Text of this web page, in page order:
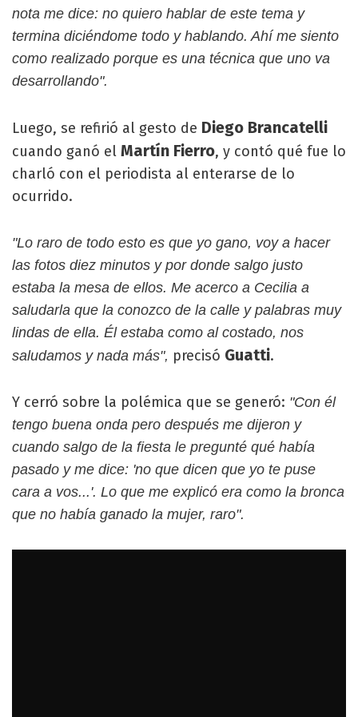
nota me dice: no quiero hablar de este tema y
termina diciéndome todo y hablando. Ahí me siento
como realizado porque es una técnica que uno va
desarrollando".
Luego, se refirió al gesto de Diego Brancatelli
cuando ganó el Martín Fierro, y contó qué fue lo
charló con el periodista al enterarse de lo
ocurrido.
"Lo raro de todo esto es que yo gano, voy a hacer
las fotos diez minutos y por donde salgo justo
estaba la mesa de ellos. Me acerco a Cecilia a
saludarla que la conozco de la calle y palabras muy
lindas de ella. Él estaba como al costado, nos
saludamos y nada más", precisó Guatti.
Y cerró sobre la polémica que se generó: "Con él
tengo buena onda pero después me dijeron y
cuando salgo de la fiesta le pregunté qué había
pasado y me dice: 'no que dicen que yo te puse
cara a vos...'. Lo que me explicó era como la bronca
que no había ganado la mujer, raro".